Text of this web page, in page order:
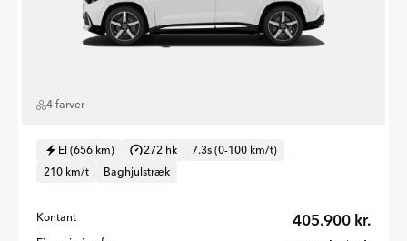
4 farver
El (656 km) 272 hk
7.3s (0-100 km/t)
210 km/t
Baghjulstræk
Kontant 405.900 kr.